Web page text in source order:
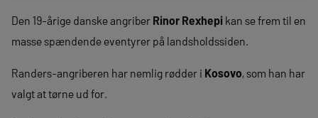
Den 19-årige danske angriber Rinor Rexhepi kan se frem til en
masse spændende eventyrer på landsholdssiden.
Randers-angriberen har nemlig rødder i Kosovo, som han har
valgt at tørne ud for.